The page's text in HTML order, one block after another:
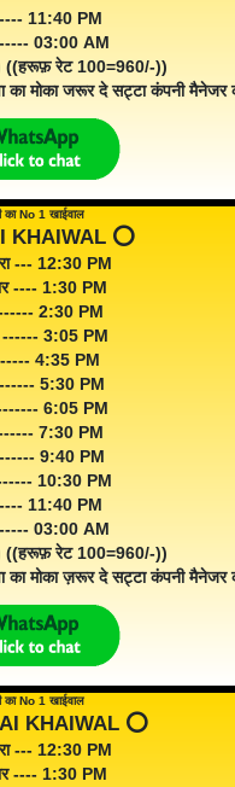
11:40 PM
03:00 AM
((हरूफ़ रेट 100=960/-))
मोका जरूर दे सट्टा कंपनी मैनेजर
का No 1 खाईवाल
KHAIWAL ⭕️
--- 12:30 PM
---- 1:30 PM
2:30 PM
------ 3:05 PM
4:35 PM
5:30 PM
6:05 PM
7:30 PM
------- 9:40 PM
10:30 PM
11:40 PM
03:00 AM
((हरूफ़ रेट 100=960/-))
मोका ज़रूर दे सट्टा कंपनी मैनेजर
का No 1 खाईवाल
KHAIWAL ⭕️
--- 12:30 PM
---- 1:30 PM